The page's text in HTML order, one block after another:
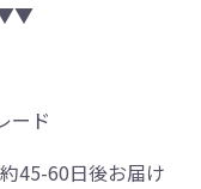
ード
45-60日後お届け